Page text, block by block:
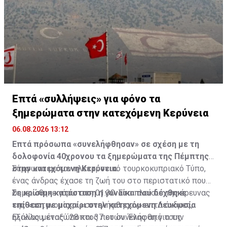
Επτά «συλλήψεις» για φόνο τα
ξημερώματα στην κατεχόμενη Κερύνεια
06.08.2026 13:12
Επτά πρόσωπα «συνελήφθησαν» σε σχέση με τη
δολοφονία 40χρονου τα ξημερώματα της Πέμπτης
στην κατεχόμενη Κερύνεια.
Σύμφωνα με τον ηλεκτρονικό τουρκοκυπριακό Τύπο,
ένας άνδρας έχασε τη ζωή του στο περιστατικό που
σημειώθηκε γύρω στη 01.30. Στο πλαίσιο της έρευνας
της «αστυνομίας» «συνελήφθησαν» επτά άνδρες,
ηλικίας μεταξύ 28 και 37 ετών. Ένας από τους
Σε κρίσιμη κατάσταση η γυναίκα που δέχθηκε
επίθεση με μαχαίρι στην κατεχόμενη Λευκωσία
Εξάλλου, ένας ύποπτος που συνελήφθη για την